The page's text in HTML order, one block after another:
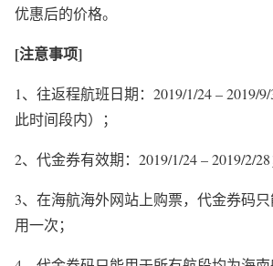
优惠后的价格。
[注意事项]
1、往返程航班日期： 2019/1/24 – 2019/
此时间段内）；
2、代金券有效期： 2019/1/24 – 2019/2/28
3、在海航海外网站上购票，代金券码
用一次；